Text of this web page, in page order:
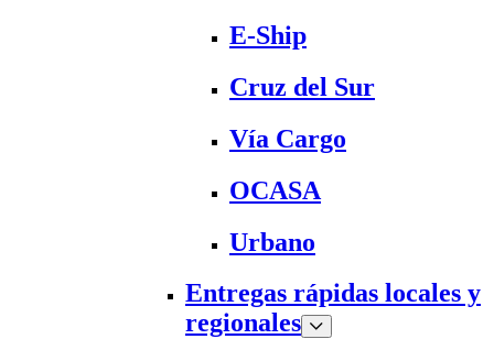
E-Ship
Cruz del Sur
Vía Cargo
OCASA
Urbano
Entregas rápidas locales y
regionales